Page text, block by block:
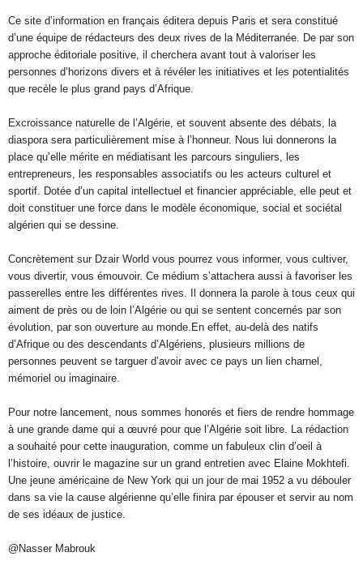
Ce site d’information en français éditera depuis Paris et sera constitué
d’une équipe de rédacteurs des deux rives de la Méditerranée. De par son
approche éditoriale positive, il cherchera avant tout à valoriser les
personnes d’horizons divers et à révéler les initiatives et les potentialités
que recèle le plus grand pays d’Afrique.
Excroissance naturelle de l’Algérie, et souvent absente des débats, la
diaspora sera particulièrement mise à l’honneur. Nous lui donnerons la
place qu’elle mérite en médiatisant les parcours singuliers, les
entrepreneurs, les responsables associatifs ou les acteurs culturel et
sportif. Dotée d’un capital intellectuel et financier appréciable, elle peut et
doit constituer une force dans le modèle économique, social et sociétal
algérien qui se dessine.
Concrètement sur Dzair World vous pourrez vous informer, vous cultiver,
vous divertir, vous émouvoir. Ce médium s’attachera aussi à favoriser les
passerelles entre les différentes rives. Il donnera la parole à tous ceux qui
aiment de près ou de loin l’Algérie ou qui se sentent concernés par son
évolution, par son ouverture au monde.En effet, au-delà des natifs
d’Afrique ou des descendants d’Algériens, plusieurs millions de
personnes peuvent se targuer d’avoir avec ce pays un lien charnel,
mémoriel ou imaginaire.
Pour notre lancement, nous sommes honorés et fiers de rendre hommage
à une grande dame qui a œuvré pour que l’Algérie soit libre. La rédaction
a souhaité pour cette inauguration, comme un fabuleux clin d’oeil à
l’histoire, ouvrir le magazine sur un grand entretien avec Elaine Mokhtefi.
Une jeune américaine de New York qui un jour de mai 1952 a vu débouler
dans sa vie la cause algérienne qu’elle finira par épouser et servir au nom
de ses idéaux de justice.
@Nasser Mabrouk